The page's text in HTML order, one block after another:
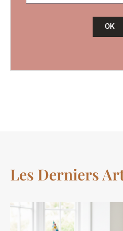
OK
Les Derniers